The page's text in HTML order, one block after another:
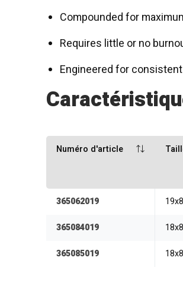
Compounded for
Requires little or no
Engineered for
Numéro d'article
365062019
365084019
365085019